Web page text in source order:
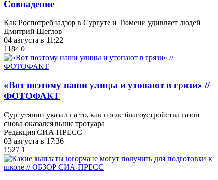
​Совпадение
Как Роспотребнадзор в Сургуте и Тюмени удивляет людей
Дмитрий Щеглов
04 августа в 11:22
1184 0
«Вот поэтому наши улицы и утопают в грязи» //
ФОТОФАКТ
Сургутянин указал на то, как после благоустройства газон
снова оказался выше тротуара
Редакция СИА-ПРЕСС
03 августа в 17:36
1527 1